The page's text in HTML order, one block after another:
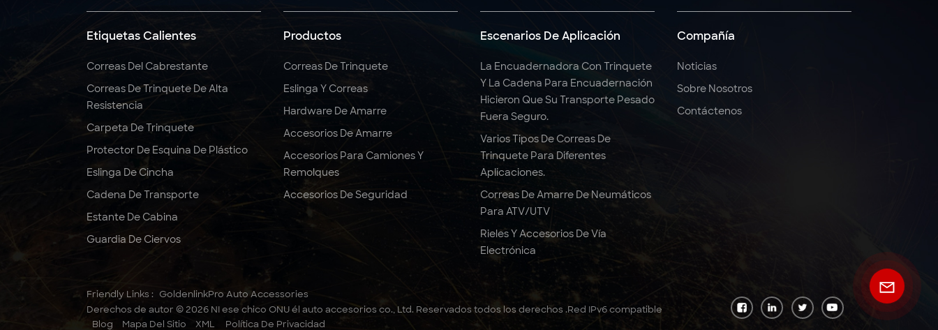
Etiquetas Calientes
Correas Del Cabrestante
Correas De Trinquete De Alta
Resistencia
Carpeta De Trinquete
Protector De Esquina De Plástico
Eslinga De Cincha
Cadena De Transporte
Estante De Cabina
Guardia De Ciervos
Productos
Correas De Trinquete
Eslinga Y Correas
Hardware De Amarre
Accesorios De Amarre
Accesorios Para Camiones Y
Remolques
Accesorios De Seguridad
Escenarios De Aplicación
La Encuadernadora Con Trinquete
Y La Cadena Para Encuadernación
Hicieron Que Su Transporte Pesado
Fuera Seguro.
Varios Tipos De Correas De
Trinquete Para Diferentes
Aplicaciones.
Correas De Amarre De Neumáticos
Para ATV/UTV
Rieles Y Accesorios De Vía
Electrónica
Compañía
Noticias
Sobre Nosotros
Contáctenos
Friendly Links : GoldenlinkPro Auto Accessories
Derechos de autor © 2026 NI ese chico ONU él auto accesorios co., Ltd. Reservados todos los derechos .Red IPv6 compatible
Blog
Mapa Del Sitio XML Política De Privacidad